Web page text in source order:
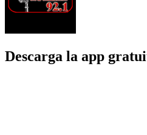
Descarga la app